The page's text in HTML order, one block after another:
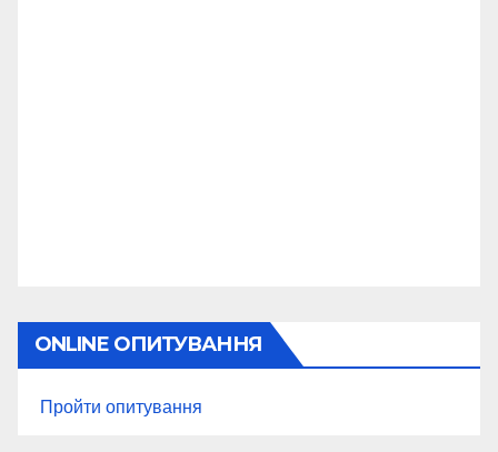
ONLINE ОПИТУВАННЯ
Пройти опитування